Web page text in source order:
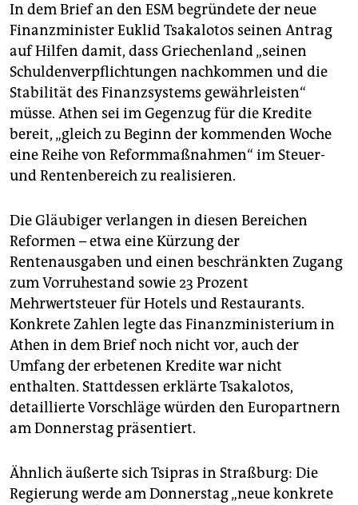
In dem Brief an den ESM begründete der neue
Finanzminister Euklid Tsakalotos seinen Antrag
auf Hilfen damit, dass Griechenland „seinen
Schuldenverpflichtungen nachkommen und die
Stabilität des Finanzsystems gewährleisten“
müsse. Athen sei im Gegenzug für die Kredite
bereit, „gleich zu Beginn der kommenden Woche
eine Reihe von Reformmaßnahmen“ im Steuer-
und Rentenbereich zu realisieren.
Die Gläubiger verlangen in diesen Bereichen
Reformen – etwa eine Kürzung der
Rentenausgaben und einen beschränkten Zugang
zum Vorruhestand sowie 23 Prozent
Mehrwertsteuer für Hotels und Restaurants.
Konkrete Zahlen legte das Finanzministerium in
Athen in dem Brief noch nicht vor, auch der
Umfang der erbetenen Kredite war nicht
enthalten. Stattdessen erklärte Tsakalotos,
detaillierte Vorschläge würden den Europartnern
am Donnerstag präsentiert.
Ähnlich äußerte sich Tsipras in Straßburg: Die
Regierung werde am Donnerstag „neue konkrete